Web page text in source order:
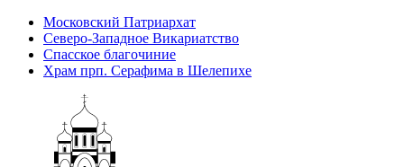
Московский Патриархат
Северо-Западное Викариатство
Спасское благочиние
Храм прп. Серафима в Шелепихе